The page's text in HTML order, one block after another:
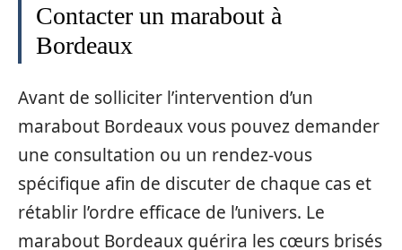
Contacter un marabout à
Bordeaux
Avant de solliciter l’intervention d’un
marabout Bordeaux vous pouvez demander
une consultation ou un rendez-vous
spécifique afin de discuter de chaque cas et
rétablir l’ordre efficace de l’univers. Le
marabout Bordeaux guérira les cœurs brisés